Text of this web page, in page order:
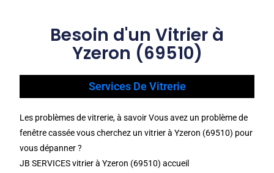
Besoin d'un Vitrier à
Yzeron (69510)
Services De Vitrerie
Les problèmes de vitrerie, à savoir Vous avez un problème de
fenêtre cassée vous cherchez un vitrier à Yzeron (69510) pour
vous dépanner ?
JB SERVICES vitrier à Yzeron (69510) accueil